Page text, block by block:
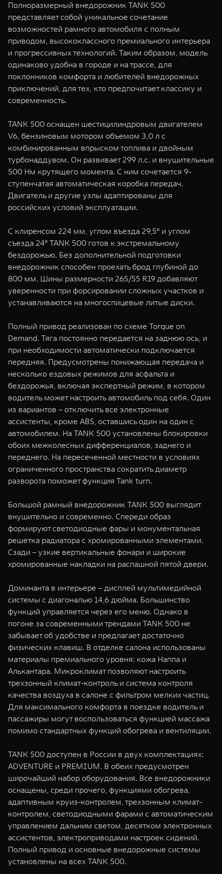
Полноразмерный внедорожник TANK 500
представляет собой уникальное сочетание
возможностей рамного автомобиля с полным
приводом, высококлассного премиального интерьера
и прогрессивных технологий. Таким образом, модель
одинаково удобна в городе и на трассе, для
поклонников комфорта и любителей внедорожных
приключений, для тех, кто предпочитает классику и
современность.
TANK 500 оснащен шестицилиндровым двигателем
V6, бензиновым мотором объемом 3,0 л с
комбинированным впрыском топлива и двойным
турбонаддувом. Он развивает 299 л.с. и внушительные
500 Нм крутящего момента. С ним сочетается 9-
ступенчатая автоматическая коробка передач.
Двигатель и другие узлы адаптированы для
российских условий эксплуатации.
С клиренсом 224 мм, углом въезда 29,5° и углом
съезда 24° TANK 500 готов к экстремальному
бездорожью. Без дополнительной подготовки
внедорожник способен проехать брод глубиной до
800 мм. Шины размерности 265/55 R19 добавляют
уверенности при форсировании сложных участков и
устанавливаются на многоспицевые литые диски.
Полный привод реализован по схеме Torque on
Demand. Тяга постоянно передается на заднюю ось, и
при необходимости автоматически подключается
передняя. Предусмотрены понижающая передача и
несколько ездовых режимов для асфальта и
бездорожья, включая экспертный режим, в котором
водитель может настроить автомобиль под себя. Один
из вариантов – отключить все электронные
ассистенты, кроме ABS, оставшись один на один с
автомобилем. На TANK 500 установлены блокировки
обоих межколесных дифференциалов, заднего и
переднего. На пересеченной местности в условиях
ограниченного пространства сократить диаметр
разворота поможет функция Tank turn.
Большой рамный внедорожник TANK 500 выглядит
внушительно и современно. Спереди образ
формируют светодиодные фары и монументальная
решетка радиатора с хромированными элементами.
Сзади – узкие вертикальные фонари и широкие
хромированные накладки на распашной пятой двери.
Доминанта в интерьере – дисплей мультимедийной
системы с диагональю 14,6 дюйма. Большинство
функций управляется через его меню. Однако в
погоне за современными трендами TANK 500 не
забывает об удобстве и предлагает достаточно
физических клавиш. В отделке салона использованы
материалы премиального уровня: кожа Наппа и
Алькантара. Микроклимат позволяют настроить
трехзонный климат-контроль и система контроля
качества воздуха в салоне с фильтром мелких частиц.
Для максимального комфорта в поездке водитель и
пассажиры могут воспользоваться функцией массажа
помимо стандартных функций обогрева и вентиляции.
TANK 500 доступен в России в двух комплектациях:
ADVENTURE и PREMIUM. В обеих предусмотрен
широчайший набор оборудования. Все внедорожники
оснащены, среди прочего, функциями обогрева,
адаптивным круиз-контролем, трехзонным климат-
контролем, светодиодными фарами с автоматическим
управлением дальним светом, десятком электронных
ассистентов, электроприводами настроек сидений.
Полный привод и основные внедорожные системы
установлены на всех TANK 500.